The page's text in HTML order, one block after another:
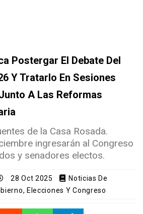
Postergar El Debate Del
Y Tratarlo En Sesiones
A Las Reformas
de la Casa Rosada.
ingresarán al Congreso
y senadores electos.
28 Oct 2025
Noticias De
Elecciones Y Congreso